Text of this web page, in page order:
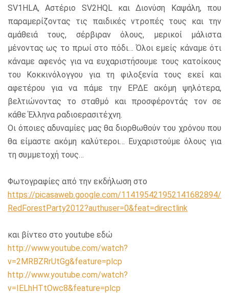
SV1HLA,Αστέριο SV2HQLκαι Διονύση Καψάλη, που
παραμερίζοντας τις παιδικές ντροπές τους και την
αμάθειά τους, σέρβιραν όλους, μερικοί μάλιστα
μένοντας ως το πρωί στο πόδι… Όλοι εμείς κάναμε ότι
κάναμε αφενός για να ευχαριστήσουμε τους κατοίκους
του Κοκκινόλογγου για τη φιλοξενία τους εκεί και
αφετέρου για να πάμε την ΕΡΔΕ ακόμη ψηλότερα,
βελτιώνοντας το σταθμό και προσφέροντάς τον σε
κάθε Έλληνα ραδιοερασιτέχνη.
Οι όποιες αδυναμίες μας θα διορθωθούν του χρόνου που
θα είμαστε ακόμη καλύτεροι… Ευχαριστούμε όλους για
τη συμμετοχή τους…
Φωτογραφίες από την εκδήλωση στο
https://picasaweb.google.com/114195421952141682894/
RedForestParty2012?authuser=0&feat=directlink
και βίντεο στο youtube εδώ
http://www.youtube.com/watch?
v=2MRBZRrUtGg&feature=plcp
http://www.youtube.com/watch?
v=IELhHTtOwc8&feature=plcp